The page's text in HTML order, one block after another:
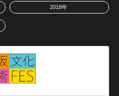
2018年